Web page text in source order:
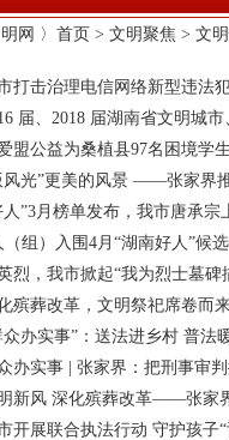
网 〉 首页 > 文明聚焦 > 文
打击治理电信网络新型违法
届、2018 届湖南省文明城
盟公益为桑植县97名困境学
风光”更美的风景 ——张家界
”3月榜单发布，我市唐承宗
（组）入围4月“湖南好人”候
烈，我市掀起“我为烈士墓碑
殡葬改革，文明祭祀席卷而
众办实事”：送法进乡村 普法
办实事 | 张家界：把刑事审
新风 深化殡葬改革——张家
开展联合执法行动 守护孩子